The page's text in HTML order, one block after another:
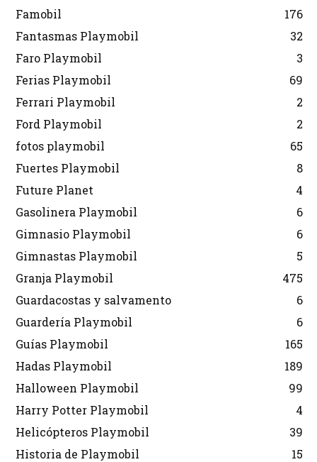
Famobil
176
Fantasmas Playmobil
32
Faro Playmobil
3
Ferias Playmobil
69
Ferrari Playmobil
2
Ford Playmobil
2
fotos playmobil
65
Fuertes Playmobil
8
Future Planet
4
Gasolinera Playmobil
6
Gimnasio Playmobil
6
Gimnastas Playmobil
5
Granja Playmobil
475
Guardacostas y salvamento
6
Guardería Playmobil
6
Guías Playmobil
165
Hadas Playmobil
189
Halloween Playmobil
99
Harry Potter Playmobil
4
Helicópteros Playmobil
39
Historia de Playmobil
15